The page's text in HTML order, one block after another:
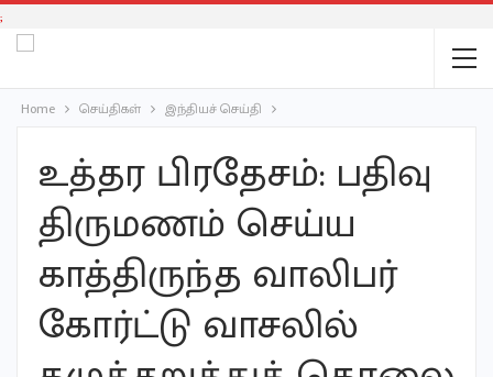
;
Home செய்திகள் இந்தியச் செய்தி
உத்தர பிரதேசம்: பதிவு
திருமணம் செய்ய
காத்திருந்த வாலிபர்
கோர்ட்டு வாசலில்